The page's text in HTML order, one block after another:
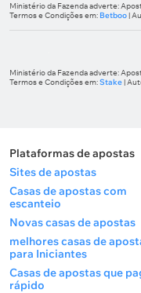
Ministério da Fazenda adverte:
Termos e Condições em: Betboo|
Ministério da Fazenda adverte:
Termos e Condições em:Stake|
Plataformas de apostas
Sites de apostas
Casas de apostas com
escanteio
Novas casas de apostas
melhores casas de
para Iniciantes
Casas de apostas que
rápido